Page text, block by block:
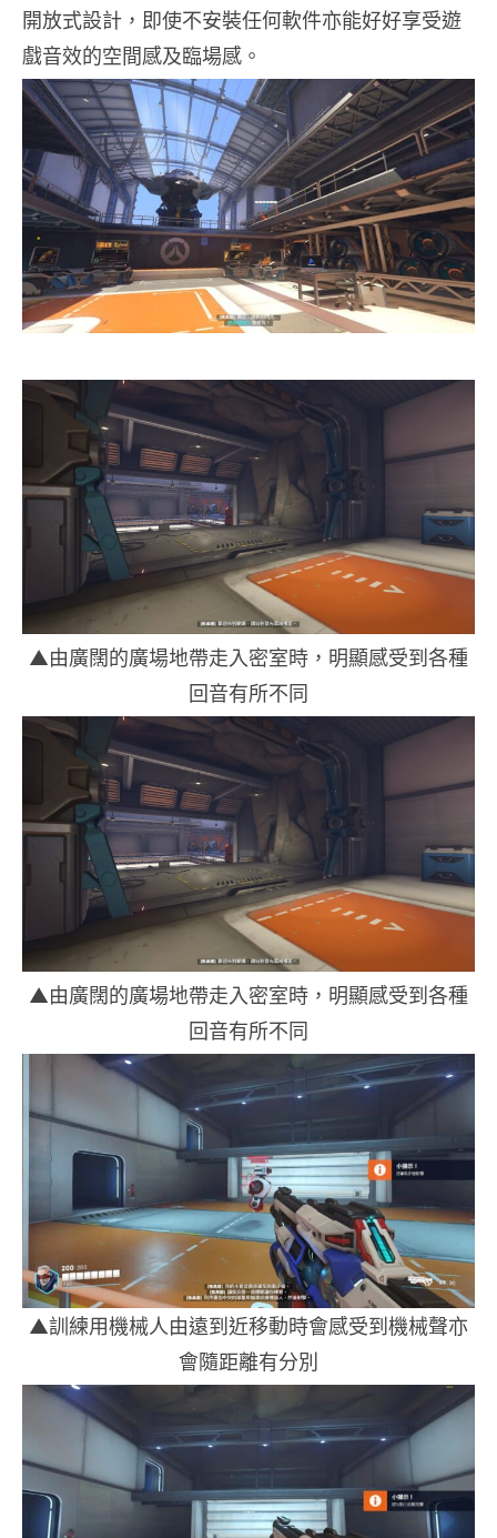
開放式設計，即使不安裝任何軟件亦能好好享受遊
戲音效的空間感及臨場感。
▲由廣闊的廣場地帶走入密室時，明顯感受到各種
回音有所不同
▲由廣闊的廣場地帶走入密室時，明顯感受到各種
回音有所不同
▲訓練用機械人由遠到近移動時會感受到機械聲亦
會隨距離有分別